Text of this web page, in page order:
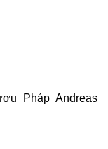
Pháp Andreas